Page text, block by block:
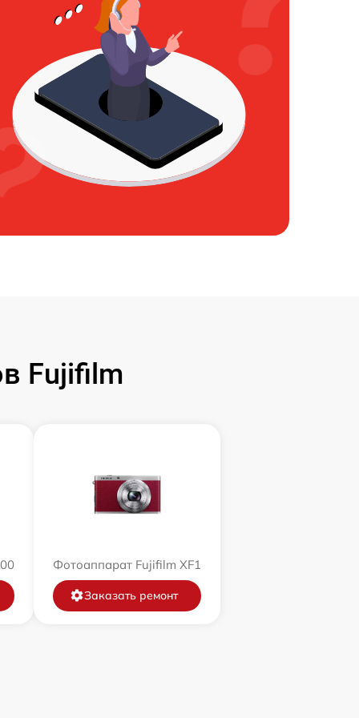
Fujifilm
Фотоаппарат Fujifilm XF1
Заказать ремонт